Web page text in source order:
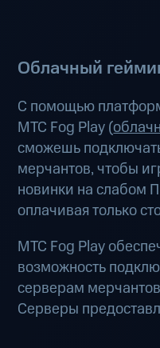
Облачный
С помощью
МТС Fog Play (
сможешь
мерчантов, чтобы
новинки на слабом
оплачивая только
МТС Fog Play
возможность
серверам
Серверы